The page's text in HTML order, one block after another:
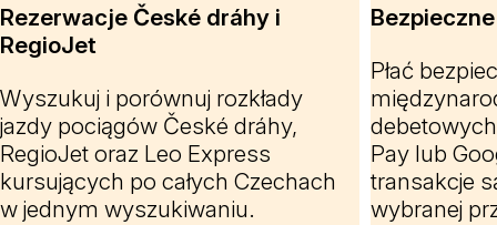
Rezerwacje České dráhy i
RegioJet
Wyszukuj i porównuj rozkłady
jazdy pociągów České dráhy,
RegioJet oraz Leo Express
kursujących po całych Czechach
w jednym wyszukiwaniu.
Płać
Pay lub
transakcje
wybranej